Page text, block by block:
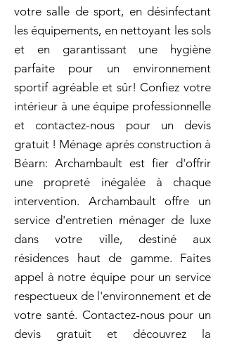
votre salle de sport, en désinfectant
les équipements, en nettoyant les sols
et en garantissant une hygiène
parfaite pour un environnement
sportif agréable et sûr! Confiez votre
intérieur à une équipe professionnelle
et contactez-nous pour un devis
gratuit ! Ménage aprés construction à
Béarn: Archambault est fier d'offrir
une propreté inégalée à chaque
intervention. Archambault offre un
service d'entretien ménager de luxe
dans votre ville, destiné aux
résidences haut de gamme. Faites
appel à notre équipe pour un service
respectueux de l'environnement et de
votre santé. Contactez-nous pour un
devis gratuit et découvrez la